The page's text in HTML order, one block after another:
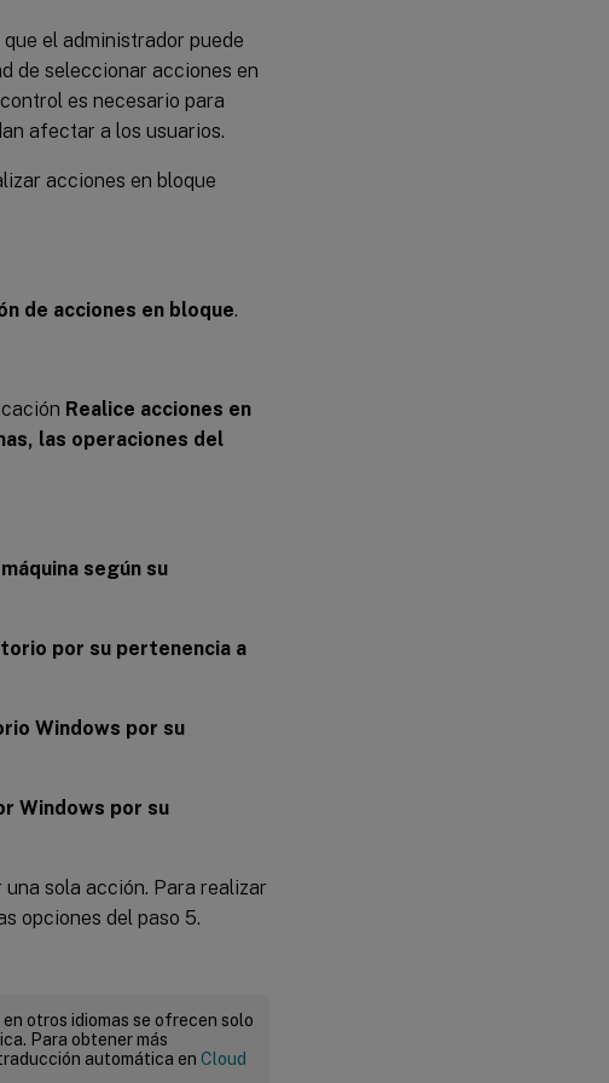
el administrador puede
de seleccionar acciones en
es necesario para
afectar a los usuarios.
acciones en bloque
de acciones en bloque.
Realice acciones en
las operaciones del
según su
por su pertenencia a
Windows por su
Windows por su
sola acción. Para realizar
opciones del paso 5.
otros idiomas se ofrecen solo
Para obtener más
automática en Cloud